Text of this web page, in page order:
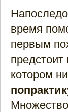
время
первым
котором